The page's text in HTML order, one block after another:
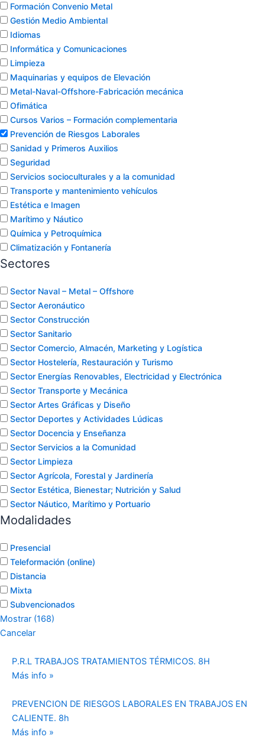
Formación Convenio Metal
Gestión Medio Ambiental
Idiomas
Informática y Comunicaciones
Limpieza
Maquinarias y equipos de Elevación
Metal-Naval-Offshore-Fabricación mecánica
Ofimática
Cursos Varios – Formación complementaria
Prevención de Riesgos Laborales
Sanidad y Primeros Auxilios
Seguridad
Servicios socioculturales y a la comunidad
Transporte y mantenimiento vehículos
Estética e Imagen
Marítimo y Náutico
Química y Petroquímica
Climatización y Fontanería
Sectores
Sector Naval – Metal – Offshore
Sector Aeronáutico
Sector Construcción
Sector Sanitario
Sector Comercio, Almacén, Marketing y Logística
Sector Hostelería, Restauración y Turismo
Sector Energías Renovables, Electricidad y Electrónica
Sector Transporte y Mecánica
Sector Artes Gráficas y Diseño
Sector Deportes y Actividades Lúdicas
Sector Docencia y Enseñanza
Sector Servicios a la Comunidad
Sector Limpieza
Sector Agrícola, Forestal y Jardinería
Sector Estética, Bienestar; Nutrición y Salud
Sector Náutico, Marítimo y Portuario
Modalidades
Presencial
Teleformación (online)
Distancia
Mixta
Subvencionados
Mostrar (168)
Cancelar
P.R.L TRABAJOS TRATAMIENTOS TÉRMICOS. 8H
Más info »
PREVENCION DE RIESGOS LABORALES EN TRABAJOS EN
CALIENTE. 8h
Más info »